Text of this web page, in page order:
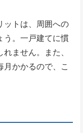
ットは、周囲への
う。一戸建てに慣
ません。また、
かかるので、こ